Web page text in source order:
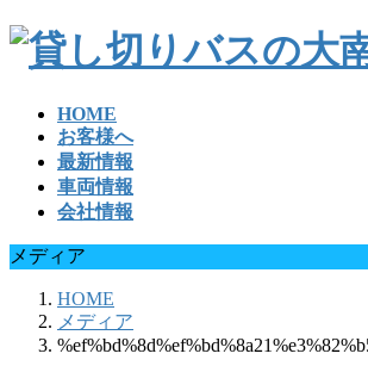
HOME
お客様へ
最新情報
車両情報
会社情報
メディア
HOME
メディア